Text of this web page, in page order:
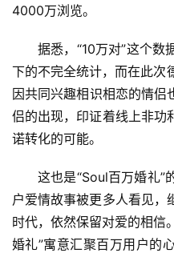
能
4000万浏览。
据悉，“10万对”这个
下的不完全统计，而在此次
因共同兴趣相识相恋的情
侣的出现，印证着线上非功
诺转化的可能。
这也是“Soul百万婚礼”
户爱情故事被更多人看见，
时代，依然保留对爱的相信
婚礼”寓意汇聚百万用户的